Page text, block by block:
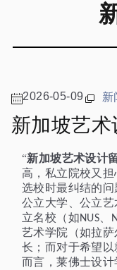
2026-05-09 新
新加坡艺
“新加坡艺术设计
高，私立院校又
选校时最纠结的
公立大学、公立
立名校（如NUS
艺术学院（如拉萨
长；而对于希望
而言，莱佛士设计